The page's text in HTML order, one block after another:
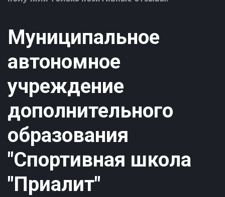
Муниципальное
автономное
учреждение
дополнительного
образования
"Спортивная школа
"Приалит"